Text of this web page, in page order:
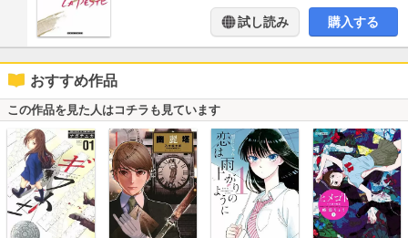
試し読み 購入する
おすすめ作品
この作品を見た人はコチラも見ています